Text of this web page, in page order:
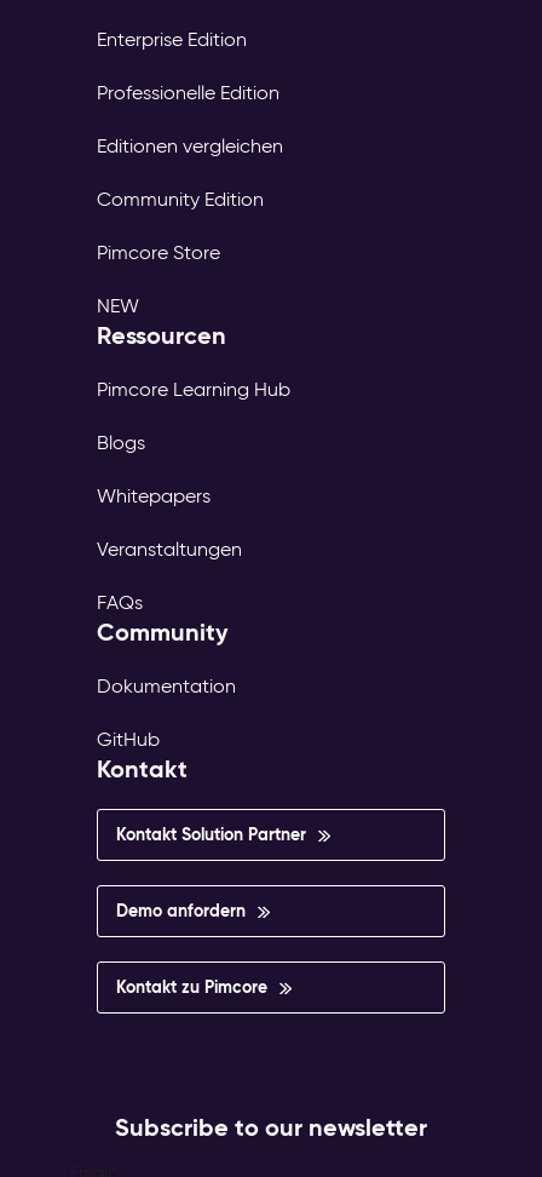
Enterprise Edition
Professionelle Edition
Editionen vergleichen
Community Edition
Pimcore Store
NEW
Ressourcen
Pimcore Learning Hub
Blogs
Whitepapers
Veranstaltungen
FAQs
Community
Dokumentation
GitHub
Kontakt
Kontakt Solution Partner
Demo anfordern
Kontakt zu Pimcore
Subscribe to our newsletter